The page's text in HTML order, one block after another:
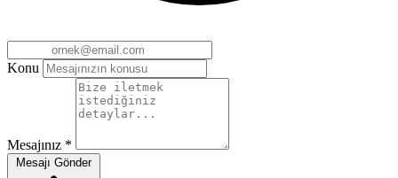
Konu
Mesajınız *
Mesajı Gönder